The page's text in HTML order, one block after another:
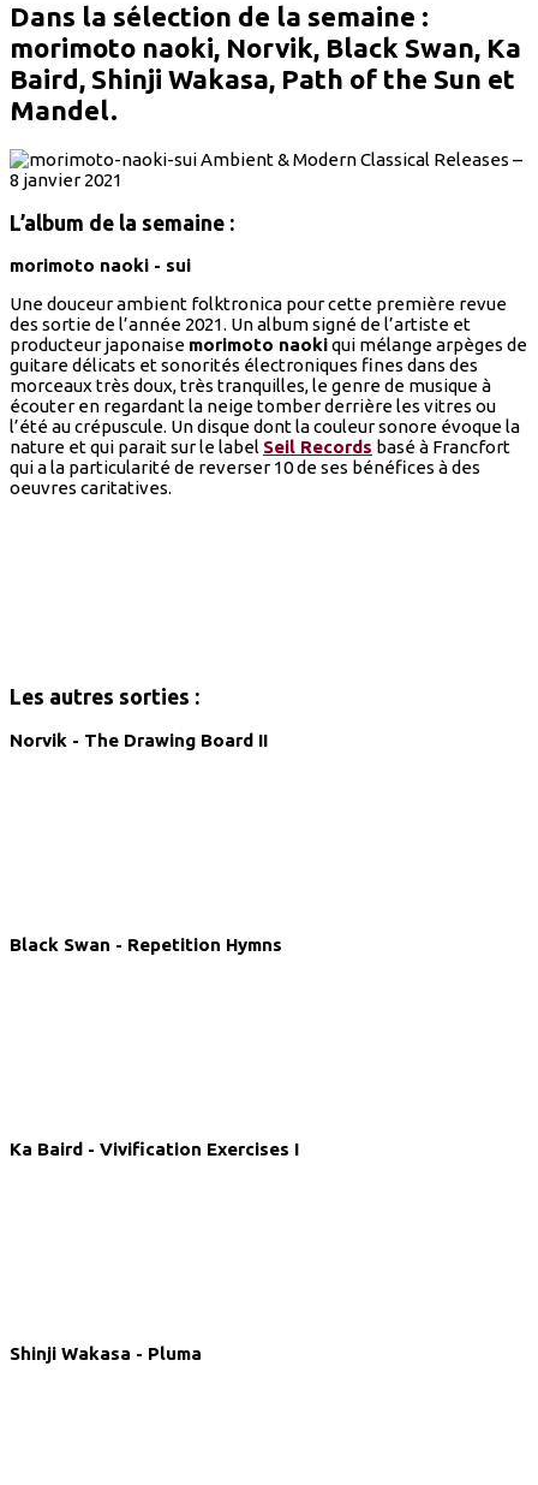
Dans la sélection de la semaine :
morimoto naoki, Norvik, Black Swan, Ka
Baird, Shinji Wakasa, Path of the Sun et
Mandel.
L’album de la semaine :
morimoto naoki - sui
Une douceur ambient folktronica pour cette première revue
des sortie de l’année 2021. Un album signé de l’artiste et
producteur japonaise morimoto naokiqui mélange arpèges de
guitare délicats et sonorités électroniques fines dans des
morceaux très doux, très tranquilles, le genre de musique à
écouter en regardant la neige tomber derrière les vitres ou
l’été au crépuscule. Un disque dont la couleur sonore évoque la
nature et qui parait sur le label Seil Records basé à Francfort
qui a la particularité de reverser 10 de ses bénéfices à des
oeuvres caritatives.
Les autres sorties :
Norvik - The Drawing Board II
Black Swan - Repetition Hymns
Ka Baird - Vivification Exercises I
Shinji Wakasa - Pluma